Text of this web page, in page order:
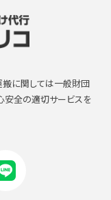
搬に関しては一般財団
安全の適切サービスを